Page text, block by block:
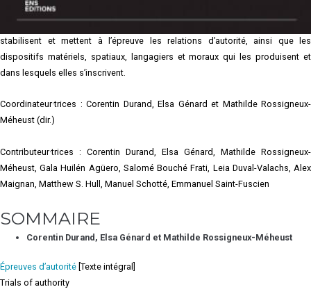
travail relationnel, une mise à l’épreuve et un ensemble d’expériences
stabilisent et mettent à l’épreuve les relations d’autorité, ainsi que les
dispositifs matériels, spatiaux, langagiers et moraux qui les produisent et
dans lesquels elles s’inscrivent.
Coordinateur·trices : Corentin Durand, Elsa Génard et Mathilde Rossigneux-
Méheust (dir.)
Contributeur·trices : Corentin Durand, Elsa Génard, Mathilde Rossigneux-
Méheust, Gala Huilén Agüero, Salomé Bouché Frati, Leia Duval-Valachs, Alex
Maignan, Matthew S. Hull, Manuel Schotté, Emmanuel Saint-Fuscien
SOMMAIRE
Corentin Durand, Elsa Génard et Mathilde Rossigneux-Méheust
Épreuves d’autorité [Texte intégral]
Trials of authority